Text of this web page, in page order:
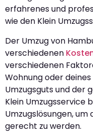
erfahrenes und
wie den Klein
Der Umzug von
verschiedenen
verschiedenen
Wohnung oder
Umzugsguts und der
Klein
Umzugslösungen, um
gerecht zu werden.